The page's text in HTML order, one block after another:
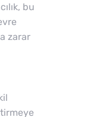
bu
zarar